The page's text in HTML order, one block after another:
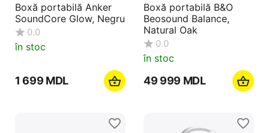
Boxă portabilă Anker
SoundCore Glow, Negru
0.0
în stoc
1 699 MDL
Boxă portabilă B&O
Beosound Balance,
Natural Oak
0.0
în stoc
49 999 MDL